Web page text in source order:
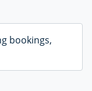
bookings,